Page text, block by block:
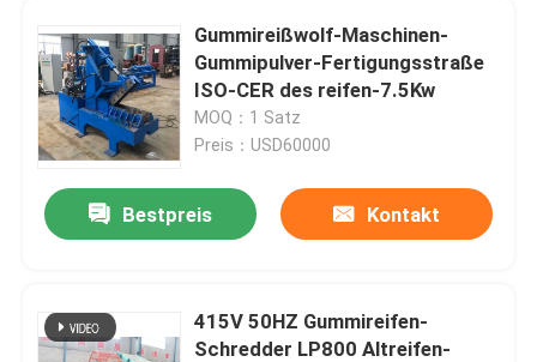
Gummireißwolf-Maschinen-
Gummipulver-Fertigungsstraße
ISO-CER des reifen-7.5Kw
MOQ：1 Satz
Preis：USD60000
Bestpreis Kontakt
415V 50HZ Gummireifen-
Schredder LP800 Altreifen-